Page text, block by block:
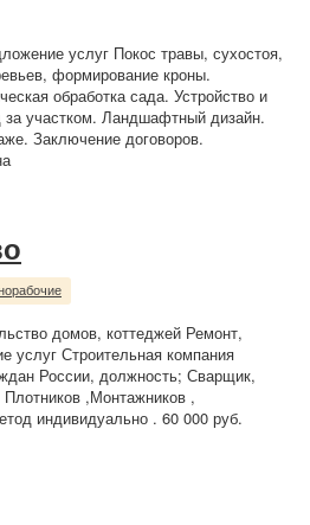
услуг Покос травы, сухостоя,
формирование кроны.
обработка сада. Устройство и
за участком. Ландшафтный дизайн.
Заключение договоров.
домов, коттеджей Ремонт,
услуг Строительная компания
России, должность; Сварщик,
,Монтажников ,
индивидуально . 60 000 руб.